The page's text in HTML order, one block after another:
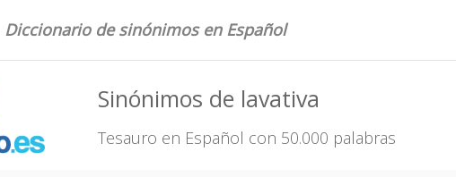
Diccionario de sinónimos en Español
Sinónimos de lavativa
Tesauro en Español con 50.000 palabras